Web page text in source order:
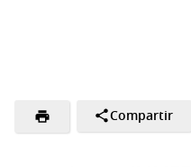
Compartir